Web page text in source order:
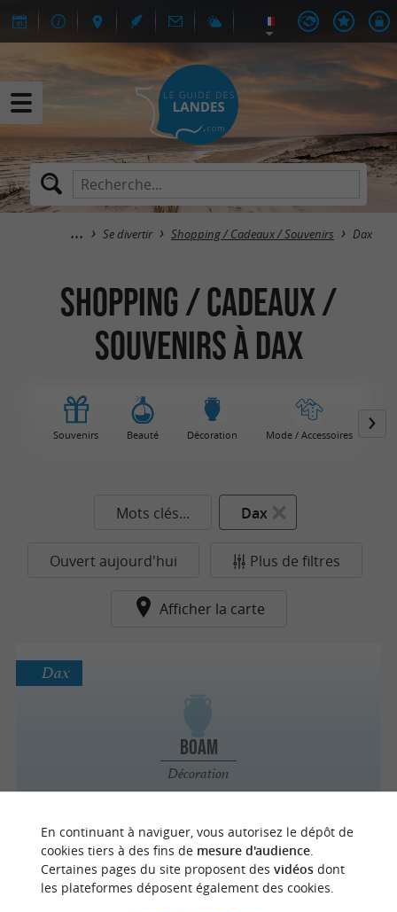
Se divertir Shopping / Cadeaux / Souvenirs Dax
Shopping / Cadeaux /
Souvenirs à Dax
Souvenirs Beauté Décoration Mode / Accessoires
Mots clés... Dax
Ouvert aujourd'hui Plus de filtres
Afficher la carte
Boam
Décoration
Dax
Dax
En continuant à naviguer, vous autorisez le dépôt de
cookies tiers à des fins de mesure d'audience.
Certaines pages du site proposent des vidéosdont
les plateformes déposent également des cookies.